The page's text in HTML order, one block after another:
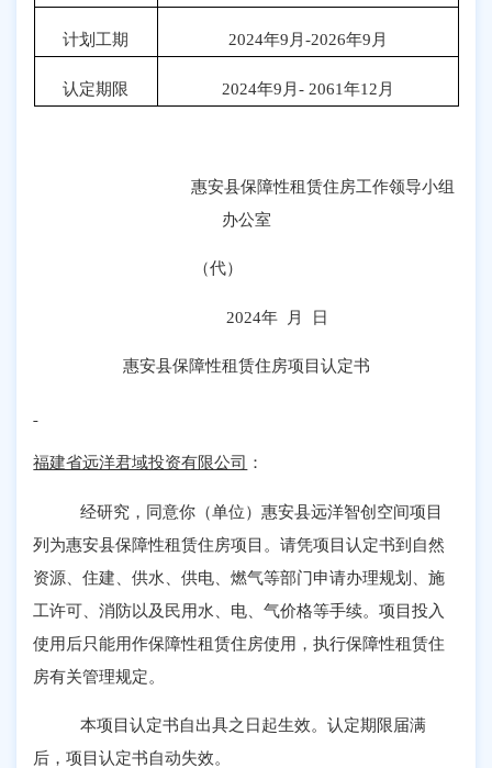
计划工期 2024年9 月-2026年9 月
认定期限 2024年9 月- 2061年12 月
惠安县保障性租赁住房工作领导小组
办公室
（代）
2024年 月 日
惠安县保障性租赁住房项目认定书
福建省远洋君域投资有限公司 ：
经研究，同意你（单位）惠安县远洋智创空间项目
列为惠安县保障性租赁住房项目。请凭项目认定书到自然
资源、住建、供水、供电、燃气等部门申请办理规划、施
工许可、消防以及民用水、电、气价格等手续。项目投入
使用后只能用作保障性租赁住房使用，执行保障性租赁住
房有关管理规定。
本项目认定书自出具之日起生效。认定期限届满
后，项目认定书自动失效。